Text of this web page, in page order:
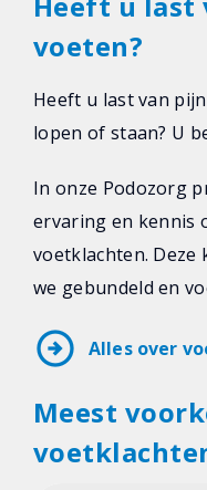
voeten?
Heeft u last van
lopen of staan? U
In onze Podozorg
ervaring en kennis
voetklachten. Deze
we gebundeld en
arrow_circle_right Alles over
Meest